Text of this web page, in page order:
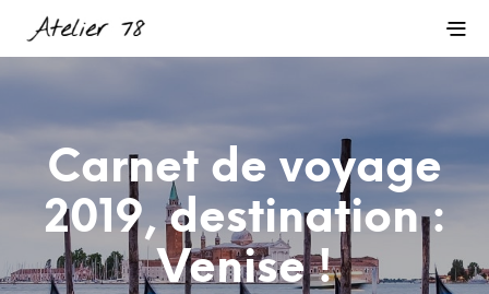
Carnet de voyage
2019, destination :
Venise !